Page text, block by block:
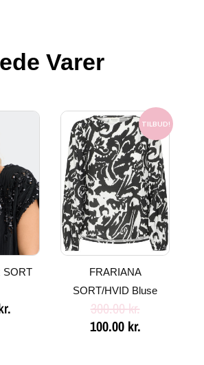
Varer
SORT
TILBUD!
FRARIANA
SORT/HVID Bluse
300.00kr.
Den
oprindelige
pris
var:
300.00 kr..
100.00 kr.
Den
aktuelle
pris
er:
100.00 kr..